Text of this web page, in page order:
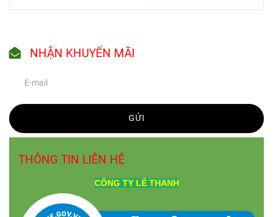
NHẬN KHUYẾN MÃI
GỬI
THÔNG TIN LIÊN HỆ
CÔNG TY LÊ THANH